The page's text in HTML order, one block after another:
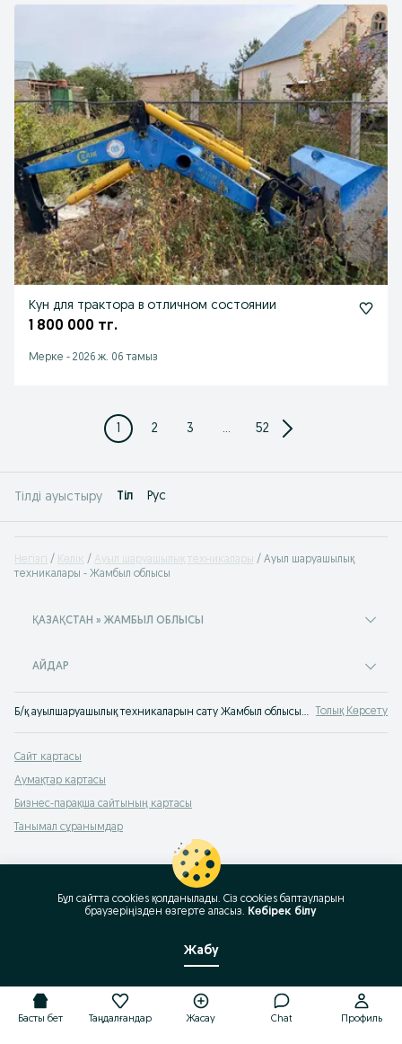
Кун для трактора в отличном состоянии
1 800 000 тг.
Мерке - 2026 ж. 06 тамыз
1 2 3 ... 52
Тілді ауыстыру Tіл Рус
Негізгі Көлік Ауыл шаруашылық техникалары
Ауыл шаруашылық
техникалары - Жамбыл облысы
ҚАЗАҚСТАН » ЖАМБЫЛ ОБЛЫСЫ
АЙДАР
Б/қ ауылшаруашылық техникаларын сату Жамбыл облысы. Ауылшаруашылық техникаларды OLX Жамбыл облысы хабарландырулар сервисінен сатып алу. А/ш техникаларын OLX.kz-тен сатып ал! Толық Көрсету
Сайт картасы
Аумақтар картасы
Бизнес-парақша сайтының картасы
Танымал сұранымдар
Басты бет Таңдалғандар Жасау Chat Профиль
Бұл сайтта cookies қолданылады. Сіз cookies баптауларын
браузеріңізден өзгерте аласыз. Көбірек білу
Жабу